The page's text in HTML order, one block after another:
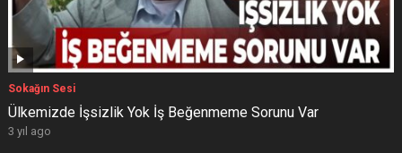
Sokağın Sesi
Ülkemizde İşsizlik Yok İş Beğenmeme Sorunu Var
3 yıl ago